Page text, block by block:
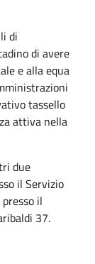
di
di avere
e alla equa
tassello
attiva nella
due
il Servizio
il
37.